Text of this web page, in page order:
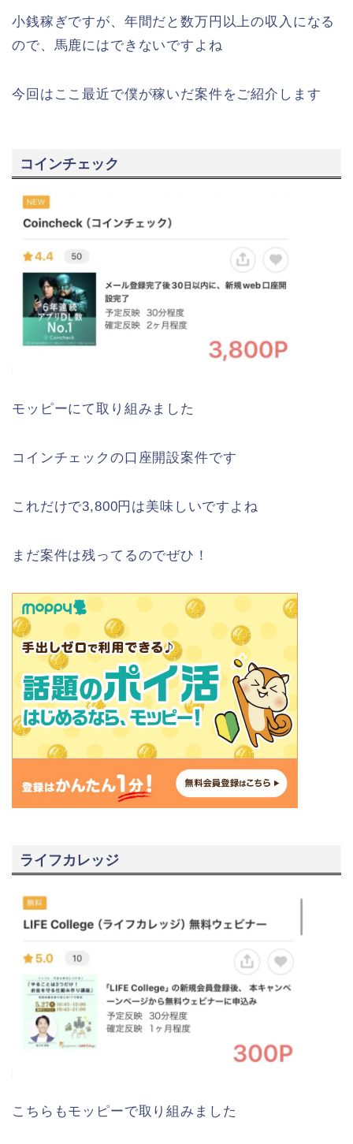
小銭稼ぎですが、年間だと数万円以上の収入になる
ので、馬鹿にはできないですよね
今回はここ最近で僕が稼いだ案件をご紹介します
コインチェック
モッピーにて取り組みました
コインチェックの口座開設案件です
これだけで3,800円は美味しいですよね
まだ案件は残ってるのでぜひ！
ライフカレッジ
こちらもモッピーで取り組みました